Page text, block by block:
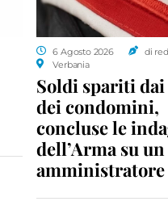
6 Agosto 2026
di red.
Verbania
Soldi spariti
dei condomini,
concluse le
dell’Arma su un
amministratore